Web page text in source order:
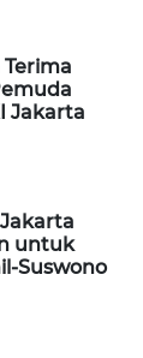
Jakarta
untuk
Suswono